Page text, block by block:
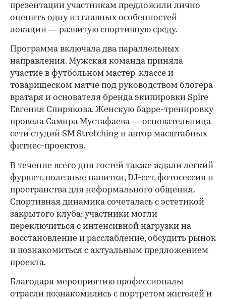
презентации участникам предложили лично
оценить одну из главных особенностей
локации — развитую спортивную среду.
Программа включала два параллельных
направления. Мужская команда приняла
участие в футбольном мастер-классе и
товарищеском матче под руководством блогера-
вратаря и основателя бренда экипировки Spire
Евгения Спирякова. Женскую барре-тренировку
провела Самира Мустафаева — основательница
сети студий SM Stretching и автор масштабных
фитнес-проектов.
В течение всего дня гостей также ждали легкий
фуршет, полезные напитки, DJ-сет, фотосессия и
пространства для неформального общения.
Спортивная динамика сочеталась с эстетикой
закрытого клуба: участники могли
переключиться с интенсивной нагрузки на
восстановление и расслабление, обсудить рынок
и познакомиться с актуальным предложением
проекта.
Благодаря мероприятию профессионалы
отрасли познакомились с портретом жителей и